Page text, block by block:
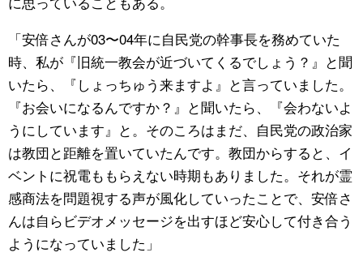
「安倍さんが03〜04年に自民党の幹事長を務めていた
時、私が『旧統一教会が近づいてくるでしょう？』と聞
いたら、『しょっちゅう来ますよ』と言っていました。
『お会いになるんですか？』と聞いたら、『会わないよ
うにしています』と。そのころはまだ、自民党の政治家
は教団と距離を置いていたんです。教団からすると、イ
ベントに祝電ももらえない時期もありました。それが霊
感商法を問題視する声が風化していったことで、安倍さ
んは自らビデオメッセージを出すほど安心して付き合う
ようになっていました」